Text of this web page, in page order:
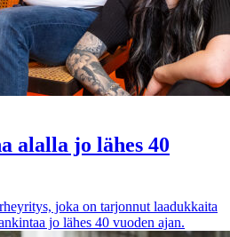
alalla jo lähes 40
joka on tarjonnut laadukkaita
jo lähes 40 vuoden ajan.